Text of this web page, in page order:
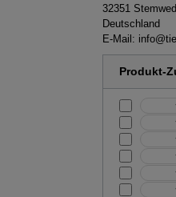
32351
Deutschland
E-Mail:
Produkt-